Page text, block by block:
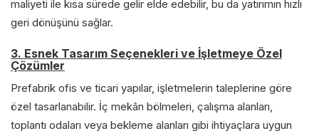
maliyeti ile kısa sürede gelir elde edebilir, bu da yatırımın hızlı
geri dönüşünü sağlar.
3. Esnek Tasarım Seçenekleri ve İşletmeye Özel
Çözümler
Prefabrik ofis ve ticari yapılar, işletmelerin taleplerine göre
özel tasarlanabilir. İç mekân bölmeleri, çalışma alanları,
toplantı odaları veya bekleme alanları gibi ihtiyaçlara uygun